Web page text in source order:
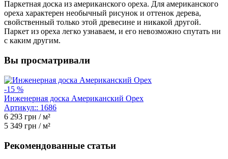
Паркетная доска из американского ореха. Для американского
ореха характерен необычный рисунок и оттенок дерева,
свойственный только этой древесине и никакой другой.
Паркет из ореха легко узнаваем, и его невозможно спутать ни
с каким другим.
Вы просматривали
-15 %
Инженерная доска Американский Орех
Артикул:: 1686
6 293 грн / м²
5 349 грн / м²
Рекомендованные статьи